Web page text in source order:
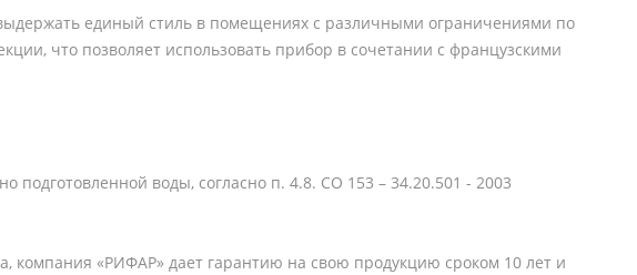
единый стиль в помещениях с различными ограничениями по
что позволяет использовать прибор в сочетании с французскими
подготовленной воды, согласно п. 4.8. СО 153 – 34.20.501 - 2003
компания «РИФАР» дает гарантию на свою продукцию сроком 10 лет и